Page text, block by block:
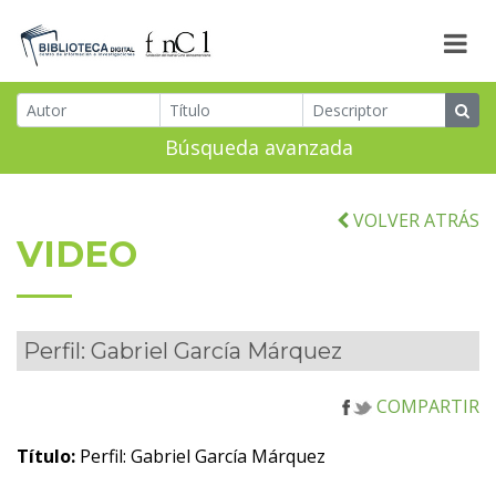
Búsqueda avanzada
VOLVER ATRÁS
VIDEO
Perfil: Gabriel García Márquez
COMPARTIR
Título: Perfil: Gabriel García Márquez